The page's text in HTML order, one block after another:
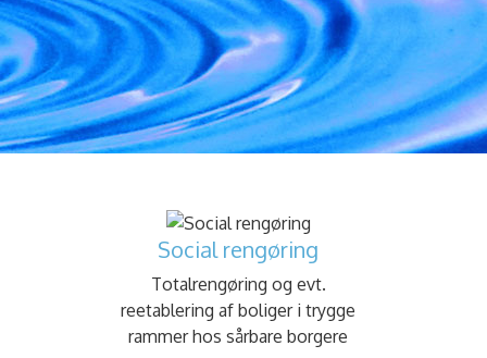
Social rengøring
Totalrengøring og evt.
reetablering af boliger i trygge
rammer hos sårbare borgere